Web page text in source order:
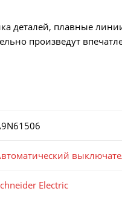
деталей, плавные
произведут
Electric